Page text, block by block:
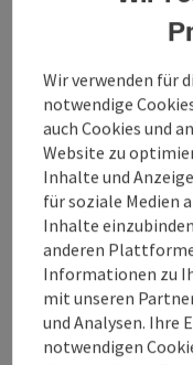
Haslach an der Mühl
Wir verwenden für
notwendige
auch Cookies und
Website zu
Inhalte und
für soziale Medien
Inhalte
anderen
Informationen zu
mit unseren
und Analysen. Ihre
notwendigen